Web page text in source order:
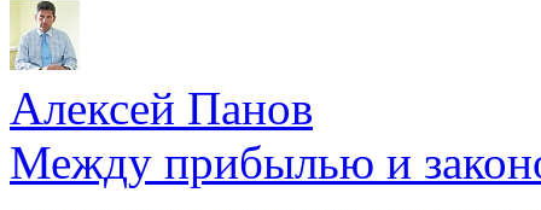
Алексей Панов
Между прибылью и